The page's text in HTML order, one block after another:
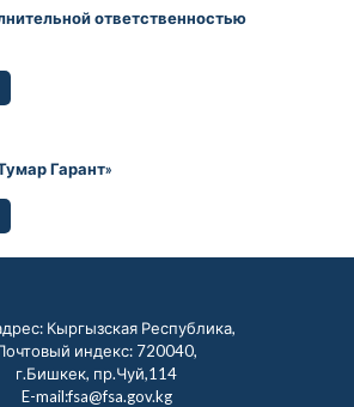
ответственностью
Гарант»
Кыргызская Республика,
индекс: 720040,
г.Бишкек, пр.Чуй,114
E-mail:fsa@fsa.gov.kg